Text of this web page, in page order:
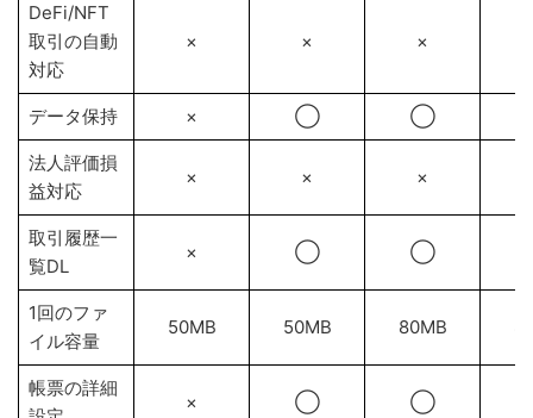
DeFi/NFT
取引の自動
対応
× × ×
データ保持 × ◯ ◯
法人評価損
益対応
× × ×
取引履歴一
覧DL
× ◯ ◯
1回のファ
イル容量
50MB 50MB 80MB
帳票の詳細
× ◯ ◯